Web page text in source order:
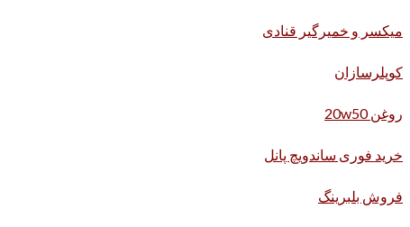
میکسر و خمیرگیر قنادی
کوپلرسازان
روغن 20w50
خرید فوری ساندویچ پانل
فروش بلبرینگ